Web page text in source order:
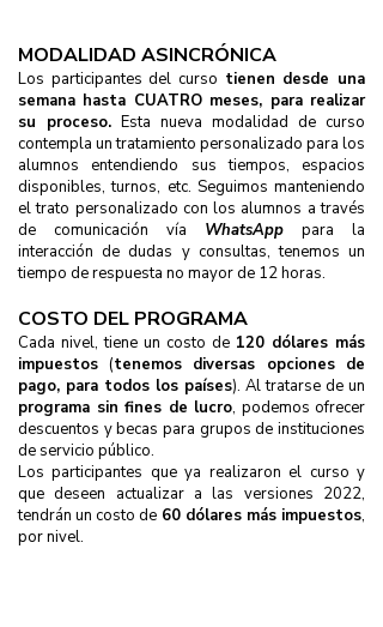
MODALIDAD ASINCRÓNICA
Los participantes del curso tienen desde una
semana hasta CUATRO meses, para realizar
su proceso. Esta nueva modalidad de curso
contempla un tratamiento personalizado para los
alumnos entendiendo sus tiempos, espacios
disponibles, turnos, etc. Seguimos manteniendo
el trato personalizado con los alumnos a través
de comunicación vía WhatsApp para la
interacción de dudas y consultas, tenemos un
tiempo de respuesta no mayor de 12 horas.
COSTO DEL PROGRAMA
Cada nivel, tiene un costo de 120 dólares más
impuestos (tenemos diversas opciones de
pago, para todos los países). Al tratarse de un
programa sin fines de lucro, podemos ofrecer
descuentos y becas para grupos de instituciones
de servicio público.
Los participantes que ya realizaron el curso y
que deseen actualizar a las versiones 2022,
tendrán un costo de 60 dólares más impuestos,
por nivel.